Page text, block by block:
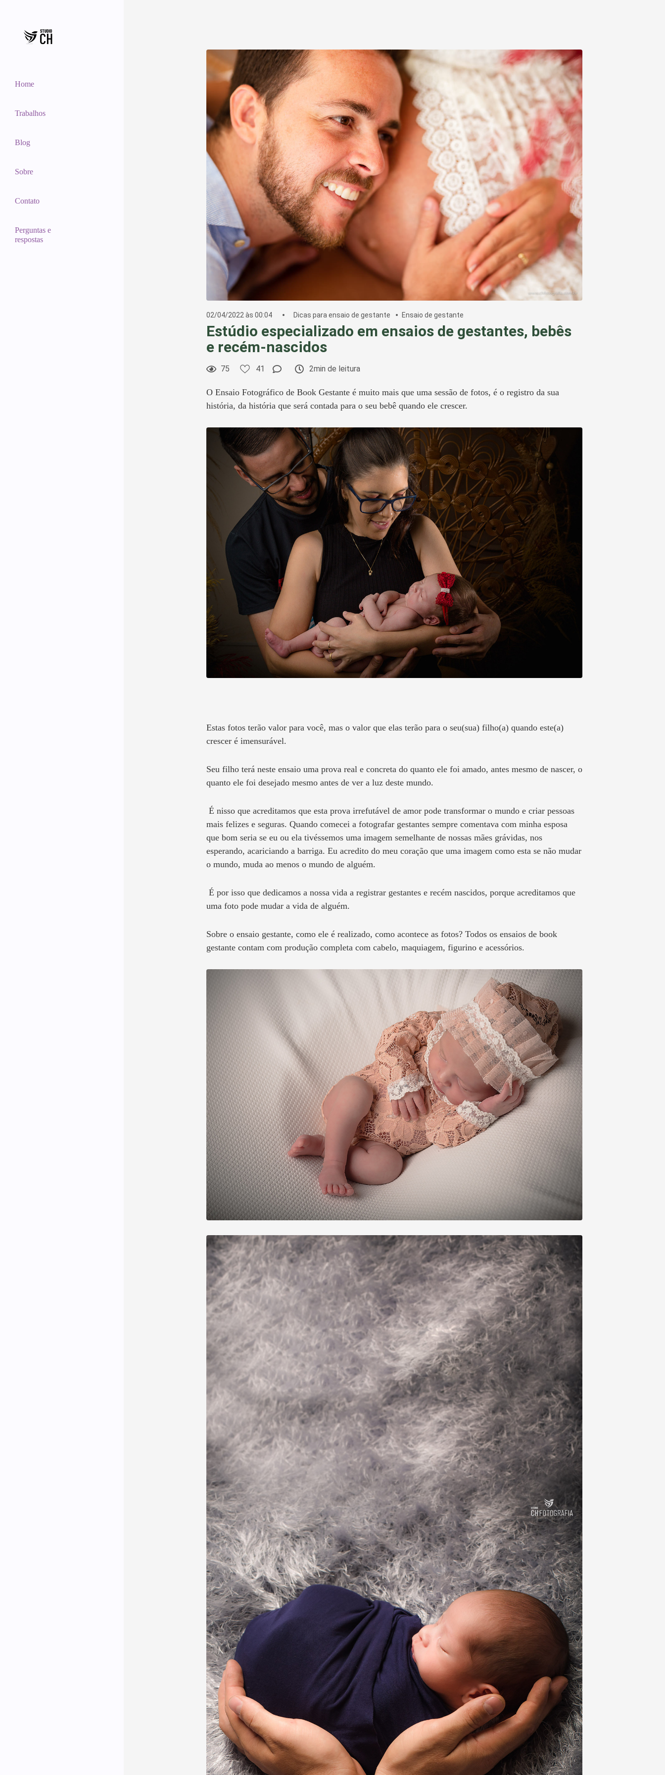
Home
Trabalhos
Blog
Sobre
Contato
Perguntas e
respostas
02/04/2022 às 00:04 Dicas para ensaio de gestante Ensaio de gestante
Estúdio especializado em ensaios de gestantes, bebês
e recém-nascidos
75 41 2min de leitura
O Ensaio Fotográfico de Book Gestante é muito mais que uma sessão de fotos, é o registro da sua
história, da história que será contada para o seu bebê quando ele crescer.
Estas fotos terão valor para você, mas o valor que elas terão para o seu(sua) filho(a) quando este(a)
crescer é imensurável.
Seu filho terá neste ensaio uma prova real e concreta do quanto ele foi amado, antes mesmo de nascer, o
quanto ele foi desejado mesmo antes de ver a luz deste mundo.
É nisso que acreditamos que esta prova irrefutável de amor pode transformar o mundo e criar pessoas
mais felizes e seguras. Quando comecei a fotografar gestantes sempre comentava com minha esposa
que bom seria se eu ou ela tivéssemos uma imagem semelhante de nossas mães grávidas, nos
esperando, acariciando a barriga. Eu acredito do meu coração que uma imagem como esta se não mudar
o mundo, muda ao menos o mundo de alguém.
É por isso que dedicamos a nossa vida a registrar gestantes e recém nascidos, porque acreditamos que
uma foto pode mudar a vida de alguém.
Sobre o ensaio gestante, como ele é realizado, como acontece as fotos? Todos os ensaios de book
gestante contam com produção completa com cabelo, maquiagem, figurino e acessórios.